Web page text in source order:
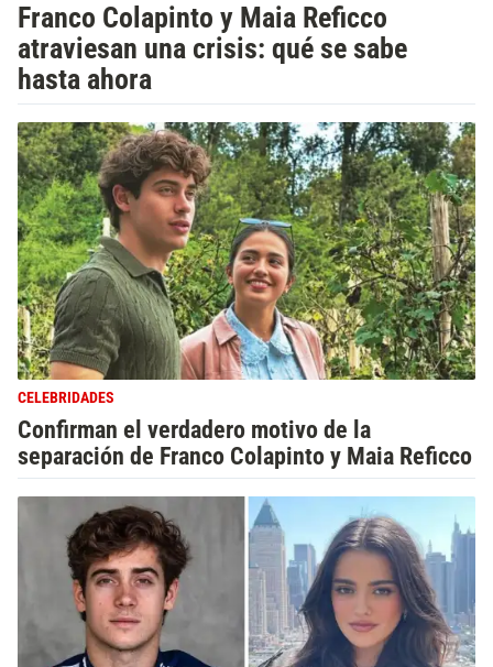
Franco Colapinto y Maia Reficco
atraviesan una crisis: qué se sabe
hasta ahora
CELEBRIDADES
Confirman el verdadero motivo de la
separación de Franco Colapinto y Maia Reficco